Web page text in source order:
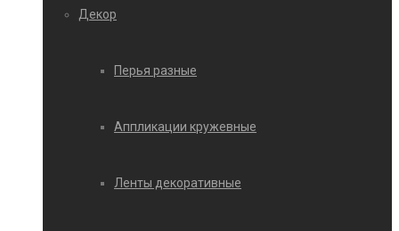
Декор
Перья разные
Аппликации кружевные
Ленты декоративные